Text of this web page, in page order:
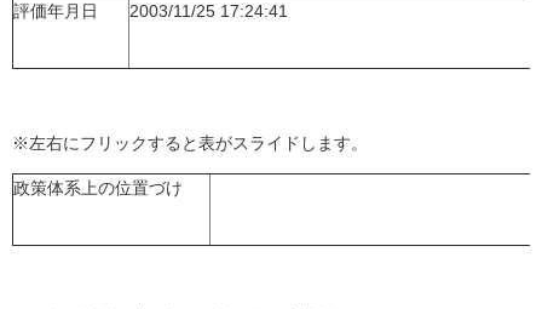
評価年月日 2003/11/25 17:24:41
※左右にフリックすると表がスライドします。
政策体系上の位置づけ